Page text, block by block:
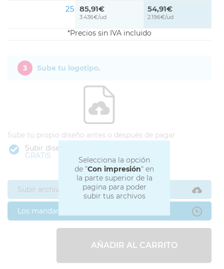
25 85,91€
3.436€/ud
54,91€
2.196€/ud
Precios sin IVA incluido
Selecciona la opción
de "Con impresión" en
la parte superior de la
pagina para poder
subir tus archivos
3 Sube tu logotipo.
Sube tu propio diseño antes o después de pagar
Subir diseño
GRATIS
Subir archivos ahora
Los mandaré después
AÑADIR AL CARRITO